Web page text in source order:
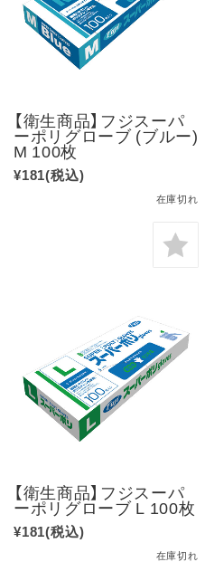
【衛生商品】フジスーパ
ーポリグローブ (ブルー)
M 100枚
¥181(税込)
在庫切れ
【衛生商品】フジスーパ
ーポリグローブ L 100枚
¥181(税込)
在庫切れ